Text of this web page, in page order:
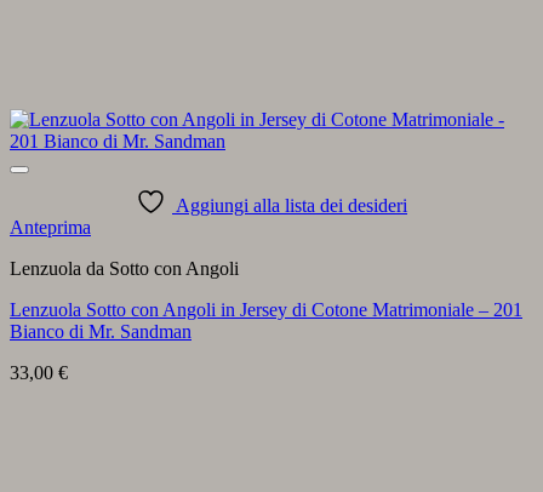
Aggiungi alla lista dei desideri
Anteprima
Lenzuola da Sotto con Angoli
Lenzuola Sotto con Angoli in Jersey di Cotone Matrimoniale – 201
Bianco di Mr. Sandman
33,00 €